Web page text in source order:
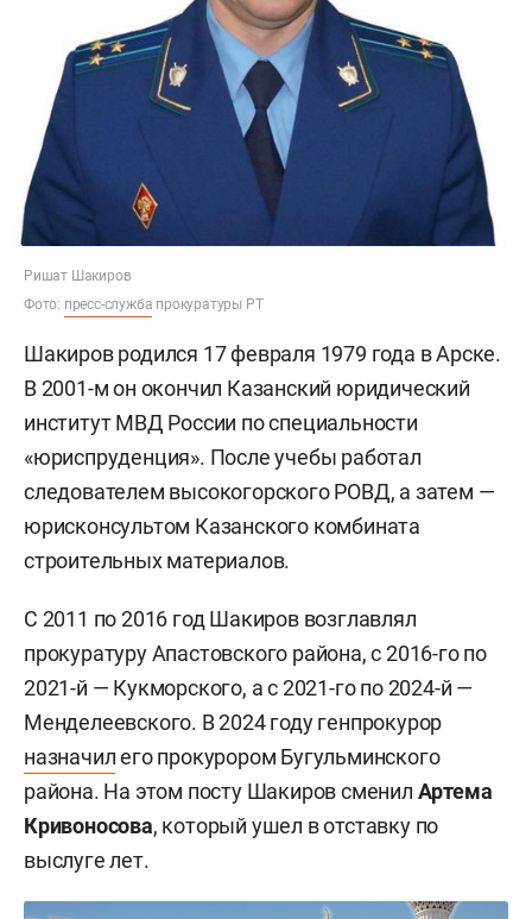
Ришат Шакиров
Фото: пресс-служба прокуратуры РТ
Шакиров родился 17 февраля 1979 года в Арске.
В 2001-м он окончил Казанский юридический
институт МВД России по специальности
«юриспруденция». После учебы работал
следователем высокогорского РОВД, а затем —
юрисконсультом Казанского комбината
строительных материалов.
С 2011 по 2016 год Шакиров возглавлял
прокуратуру Апастовского района, с 2016-го по
2021-й — Кукморского, а с 2021-го по 2024-й —
Менделеевского. В 2024 году генпрокурор
назначилего прокурором Бугульминского
района. На этом посту Шакиров сменил Артема
Кривоносова, который ушел в отставку по
выслуге лет.